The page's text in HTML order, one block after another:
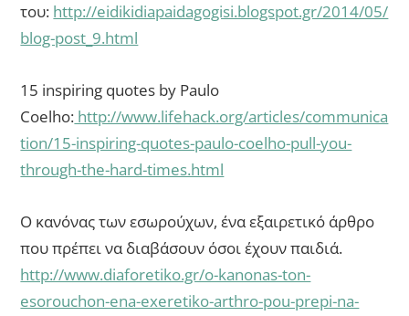
του: http://eidikidiapaidagogisi.blogspot.gr/2014/05/
blog-post_9.html
15 inspiring quotes by Paulo
Coelho: http://www.lifehack.org/articles/communica
tion/15-inspiring-quotes-paulo-coelho-pull-you-
through-the-hard-times.html
Ο κανόνας των εσωρούχων, ένα εξαιρετικό άρθρο
που πρέπει να διαβάσουν όσοι έχουν παιδιά.
http://www.diaforetiko.gr/o-kanonas-ton-
esorouchon-ena-exeretiko-arthro-pou-prepi-na-